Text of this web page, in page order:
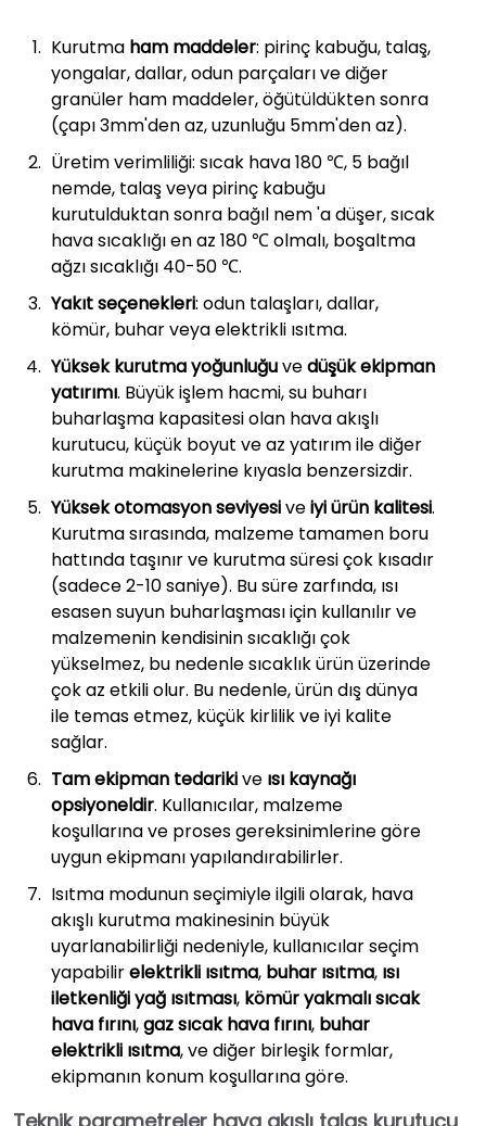
Kurutma ham maddeler: pirinç kabuğu, talaş,
yongalar, dallar, odun parçaları ve diğer
granüler ham maddeler, öğütüldükten sonra
(çapı 3mm'den az, uzunluğu 5mm'den az).
Üretim verimliliği: sıcak hava 180 ℃, 5 bağıl
nemde, talaş veya pirinç kabuğu
kurutulduktan sonra bağıl nem 'a düşer, sıcak
hava sıcaklığı en az 180 ℃ olmalı, boşaltma
ağzı sıcaklığı 40-50 ℃.
Yakıt seçenekleri: odun talaşları, dallar,
kömür, buhar veya elektrikli ısıtma.
Yüksek kurutma yoğunluğuvedüşük ekipman
yatırımı. Büyük işlem hacmi, su buharı
buharlaşma kapasitesi olan hava akışlı
kurutucu, küçük boyut ve az yatırım ile diğer
kurutma makinelerine kıyasla benzersizdir.
Yüksek otomasyon seviyesiveiyi ürün kalitesi.
Kurutma sırasında, malzeme tamamen boru
hattında taşınır ve kurutma süresi çok kısadır
(sadece 2-10 saniye). Bu süre zarfında, ısı
esasen suyun buharlaşması için kullanılır ve
malzemenin kendisinin sıcaklığı çok
yükselmez, bu nedenle sıcaklık ürün üzerinde
çok az etkili olur. Bu nedenle, ürün dış dünya
ile temas etmez, küçük kirlilik ve iyi kalite
sağlar.
Tam ekipman tedarikive ısı kaynağı
opsiyoneldir. Kullanıcılar, malzeme
koşullarına ve proses gereksinimlerine göre
uygun ekipmanı yapılandırabilirler.
Isıtma modunun seçimiyle ilgili olarak, hava
akışlı kurutma makinesinin büyük
uyarlanabilirliği nedeniyle, kullanıcılar seçim
yapabilirelektrikli ısıtma, buhar ısıtma, ısı
iletkenliği yağ ısıtması, kömür yakmalı sıcak
hava fırını,gaz sıcak hava fırını, buhar
elektrikli ısıtma, ve diğer birleşik formlar,
ekipmanın konum koşullarına göre.